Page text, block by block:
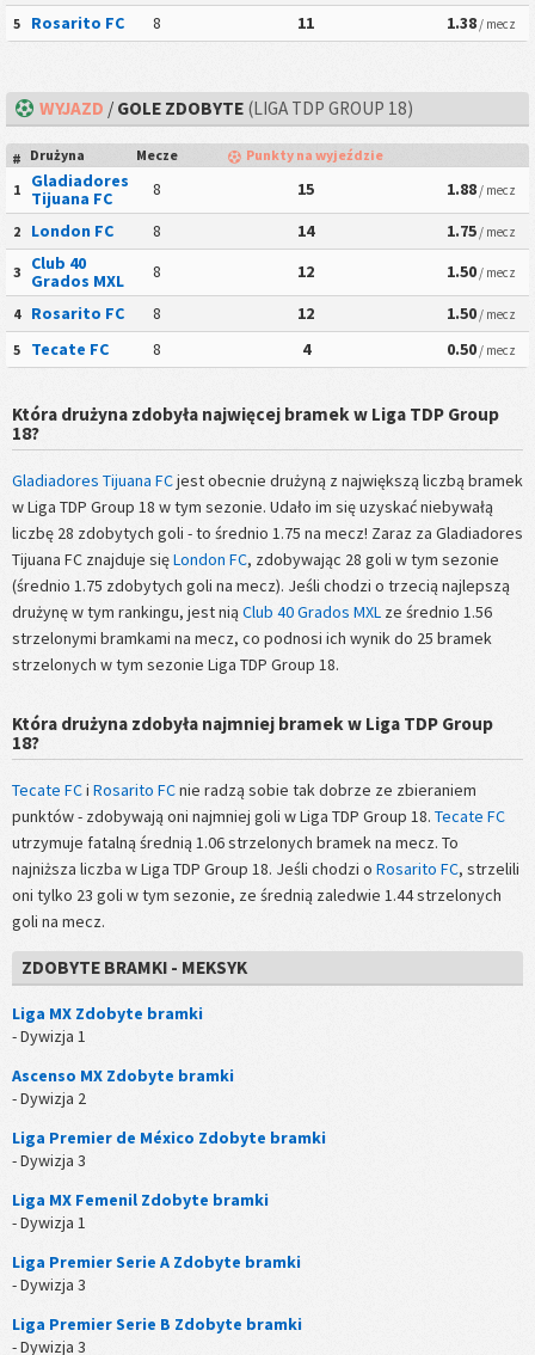
5 Rosarito FC 8 11 1.38 / mecz
WYJAZD /GOLE ZDOBYTE(LIGA TDP GROUP 18)
# Drużyna Mecze
Punkty na wyjeździe
1
Gladiadores
Tijuana FC
8 15 1.88 / mecz
2 London FC 8 14 1.75 / mecz
3
Club 40
Grados MXL
8 12 1.50 / mecz
4 Rosarito FC 8 12 1.50 / mecz
5 Tecate FC 8 4 0.50 / mecz
Która drużyna zdobyła najwięcej bramek w Liga TDP Group
18?
Gladiadores Tijuana FCjest obecnie drużyną z największą liczbą bramek
w Liga TDP Group 18 w tym sezonie. Udało im się uzyskać niebywałą
liczbę 28 zdobytych goli - to średnio 1.75 na mecz! Zaraz za Gladiadores
Tijuana FC znajduje sięLondon FC, zdobywając 28 goli w tym sezonie
(średnio 1.75 zdobytych goli na mecz). Jeśli chodzi o trzecią najlepszą
drużynę w tym rankingu, jest nią Club 40 Grados MXL ze średnio 1.56
strzelonymi bramkami na mecz, co podnosi ich wynik do 25 bramek
strzelonych w tym sezonie Liga TDP Group 18.
Która drużyna zdobyła najmniej bramek w Liga TDP Group
18?
Tecate FCi Rosarito FCnie radzą sobie tak dobrze ze zbieraniem
punktów - zdobywają oni najmniej goli w Liga TDP Group 18. Tecate FC
utrzymuje fatalną średnią 1.06 strzelonych bramek na mecz. To
najniższa liczba w Liga TDP Group 18. Jeśli chodzi o Rosarito FC, strzelili
oni tylko 23 goli w tym sezonie, ze średnią zaledwie 1.44 strzelonych
goli na mecz.
ZDOBYTE BRAMKI - MEKSYK
Liga MX Zdobyte bramki
- Dywizja 1
Ascenso MX Zdobyte bramki
- Dywizja 2
Liga Premier de México Zdobyte bramki
- Dywizja 3
Liga MX Femenil Zdobyte bramki
- Dywizja 1
Liga Premier Serie A Zdobyte bramki
- Dywizja 3
Liga Premier Serie B Zdobyte bramki
- Dywizja 3